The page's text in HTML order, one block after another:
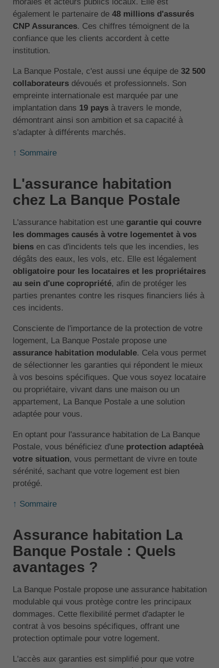
également le partenaire de 48 millions d'assurés
CNP Assurances. Ces chiffres témoignent de la
confiance que les clients accordent à cette
institution.
La Banque Postale, c'est aussi une équipe de 32 500
collaborateursdévoués et professionnels. Son
empreinte internationale est marquée par une
implantation dans 19 paysà travers le monde,
démontrant ainsi son ambition et sa capacité à
s'adapter à différents marchés.
↑ Sommaire
L'assurance habitation
chez La Banque Postale
L'assurance habitation est une garantie qui couvre
les dommages causés à votre logementet à vos
biensen cas d'incidents tels que les incendies, les
dégâts des eaux, les vols, etc. Elle est légalement
obligatoire pour les locataires et les propriétaires
au sein d'une copropriété, afin de protéger les
parties prenantes contre les risques financiers liés à
ces incidents.
Consciente de l'importance de la protection de votre
logement, La Banque Postale propose une
assurance habitation modulable. Cela vous permet
de sélectionner les garanties qui répondent le mieux
à vos besoins spécifiques. Que vous soyez locataire
ou propriétaire, vivant dans une maison ou un
appartement, La Banque Postale a une solution
adaptée pour vous.
En optant pour l'assurance habitation de La Banque
Postale, vous bénéficiez d'une protection adaptéeà
votre situation, vous permettant de vivre en toute
sérénité, sachant que votre logement est bien
protégé.
↑ Sommaire
Assurance habitation La
Banque Postale : Quels
avantages ?
La Banque Postale propose une assurance habitation
modulable qui vous protège contre les principaux
dommages. Cette flexibilité permet d'adapter le
contrat à vos besoins spécifiques, offrant une
protection optimale pour votre logement.
L'accès aux garanties est simplifié pour que votre